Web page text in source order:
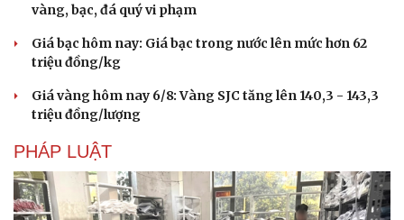
vàng, bạc, đá quý vi phạm
Giá bạc hôm nay: Giá bạc trong nước lên mức hơn 62
triệu đồng/kg
Giá vàng hôm nay 6/8: Vàng SJC tăng lên 140,3 - 143,3
triệu đồng/lượng
PHÁP LUẬT